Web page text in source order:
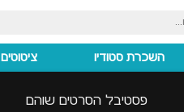
השכרת סטודיו ציטוטים
פסטיבל הסרטים שוהם